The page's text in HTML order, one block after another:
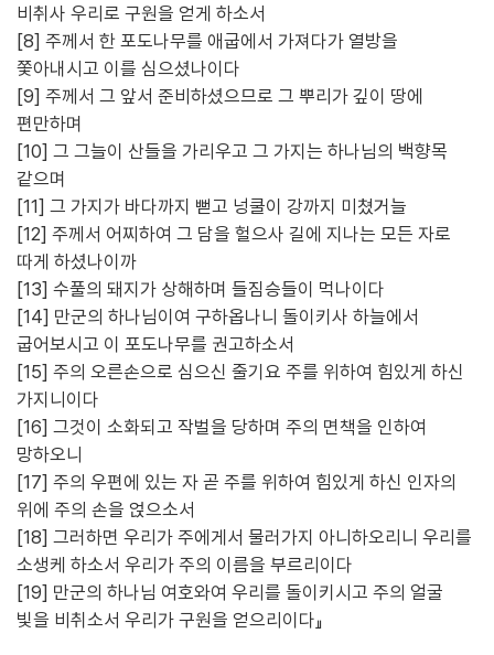
비취사 우리로 구원을 얻게 하소서
[8] 주께서 한 포도나무를 애굽에서 가져다가 열방을
쫓아내시고 이를 심으셨나이다
[9] 주께서 그 앞서 준비하셨으므로 그 뿌리가 깊이 땅에
편만하며
[10] 그 그늘이 산들을 가리우고 그 가지는 하나님의 백향목
같으며
[11] 그 가지가 바다까지 뻗고 넝쿨이 강까지 미쳤거늘
[12] 주께서 어찌하여 그 담을 헐으사 길에 지나는 모든 자로
따게 하셨나이까
[13] 수풀의 돼지가 상해하며 들짐승들이 먹나이다
[14] 만군의 하나님이여 구하옵나니 돌이키사 하늘에서
굽어보시고 이 포도나무를 권고하소서
[15] 주의 오른손으로 심으신 줄기요 주를 위하여 힘있게 하신
가지니이다
[16] 그것이 소화되고 작벌을 당하며 주의 면책을 인하여
망하오니
[17] 주의 우편에 있는 자 곧 주를 위하여 힘있게 하신 인자의
위에 주의 손을 얹으소서
[18] 그러하면 우리가 주에게서 물러가지 아니하오리니 우리를
소생케 하소서 우리가 주의 이름을 부르리이다
[19] 만군의 하나님 여호와여 우리를 돌이키시고 주의 얼굴
빛을 비취소서 우리가 구원을 얻으리이다』